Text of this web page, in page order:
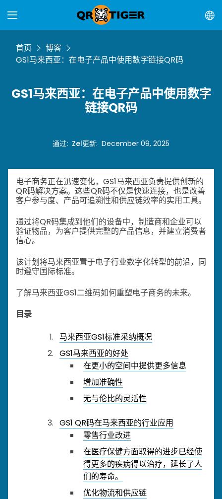
首页
博客
GS1马来西亚：在电子产品中使用数字链接QR码
GS1马来西亚：在电子产品中使用数字
链接QR码
通过: Zel更新: December 09, 2025
电子商务正在迅速变化，GS1马来西亚负责提供创新的
QR码解决方案。这些QR码不仅是快速连接，也是改善
客户参与度、产品可追溯性和供应链效率的实用工具。
通过将QR码集成到他们的设备中，制造商和企业可以
验证物品，为客户提供完整的产品信息，并建立消费者
信心。
该计划将马来西亚置于电子行业数字化转型的前沿，同
时遵守国际标准。
了解马来西亚GS1二维码如何重塑电子商务的未来。
目录
马来西亚GS1标准采纳概况
GS1马来西亚的好处
在更小的空间中提供更多信息
增加准确性
无与伦比的灵活性
GS1 QR码在马来西亚的行业应用
零售行业改进
在医疗保健方面取得的进步已经使
得更多的疾病得以治疗，延长了人
们的寿命。
优化物流和供应链